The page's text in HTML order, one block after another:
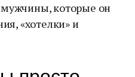
которые он
«хотелки» и